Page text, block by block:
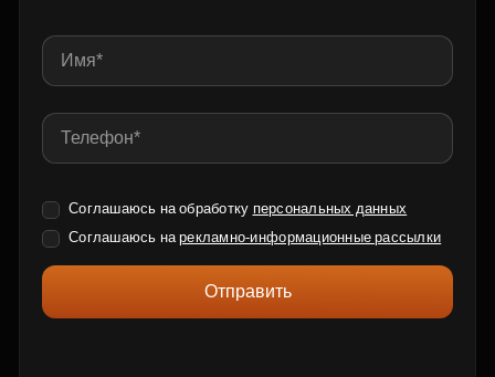
Соглашаюсь на обработку персональных данных
Соглашаюсь нарекламно-информационные рассылки
Отправить